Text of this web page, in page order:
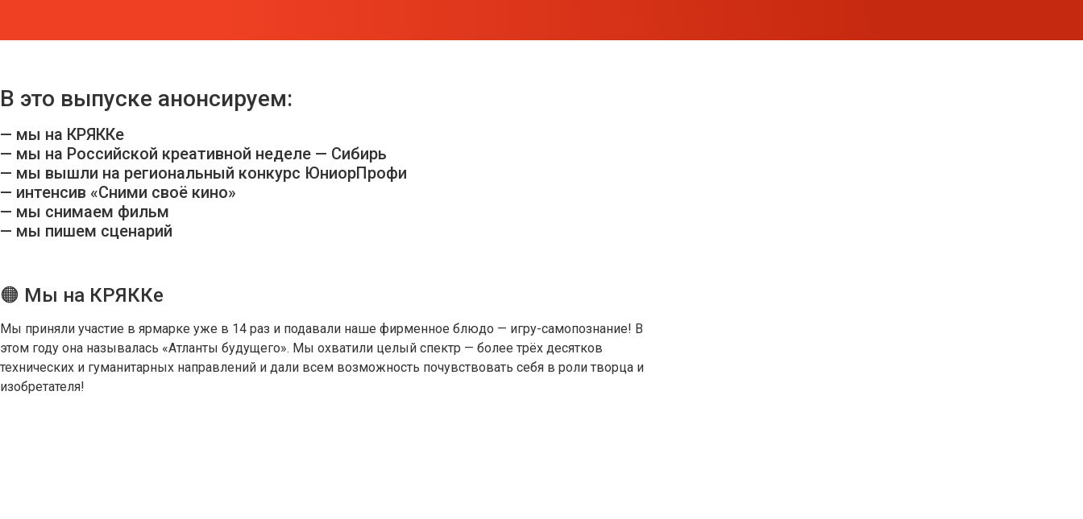
В это выпуске анонсируем:
— мы на КРЯККе
— мы на Российской креативной неделе — Сибирь
— мы вышли на региональный конкурс ЮниорПрофи
— интенсив «Сними своё кино»
— мы снимаем фильм
— мы пишем сценарий
🟠 Мы на КРЯККе
Мы приняли участие в ярмарке уже в 14 раз и подавали наше фирменное блюдо — игру-самопознание! В
этом году она называлась «Атланты будущего». Мы охватили целый спектр — более трёх десятков
технических и гуманитарных направлений и дали всем возможность почувствовать себя в роли творца и
изобретателя!